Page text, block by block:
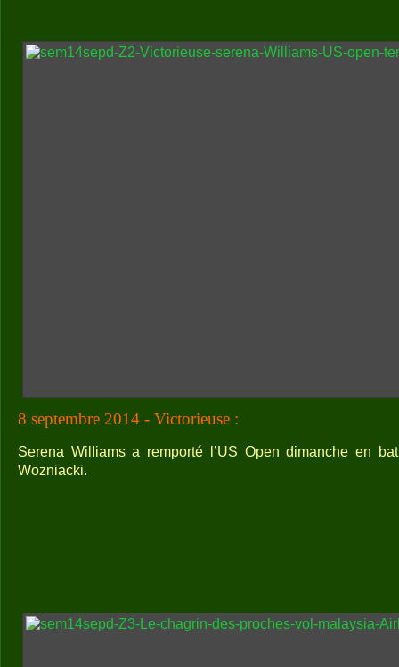
8 septembre 2014 - Victorieuse :
Serena Williams a remporté l’US Open dimanche en
Wozniacki.